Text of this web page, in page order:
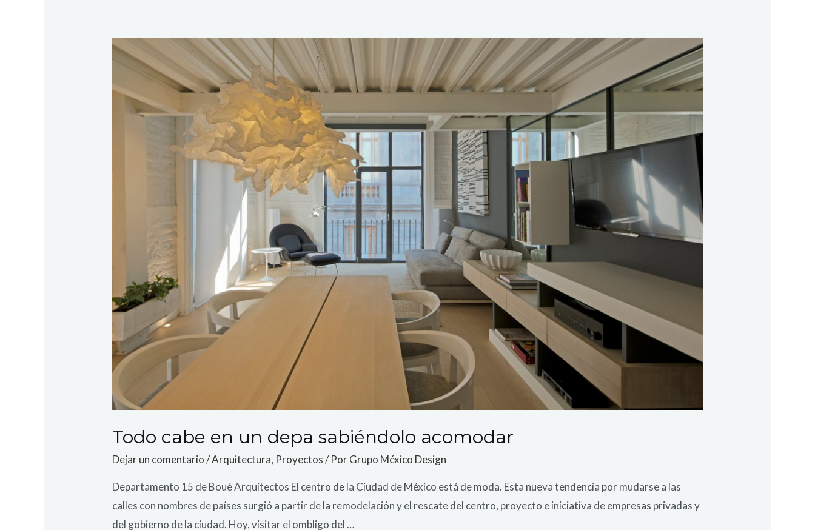
Todo cabe en un depa sabiéndolo acomodar
Dejar un comentario /Arquitectura, Proyectos/ PorGrupo México Design
Departamento 15 de Boué Arquitectos El centro de la Ciudad de México está de moda. Esta nueva tendencia por mudarse a las
calles con nombres de países surgió a partir de la remodelación y el rescate del centro, proyecto e iniciativa de empresas privadas y
del gobierno de la ciudad. Hoy, visitar el ombligo del …